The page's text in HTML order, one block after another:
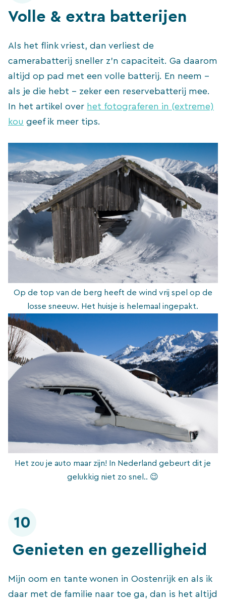
Volle & extra batterijen
Als het flink vriest, dan verliest de
camerabatterij sneller z’n capaciteit. Ga daarom
altijd op pad met een volle batterij. En neem –
als je die hebt – zeker een reservebatterij mee.
In het artikel over het fotograferen in (extreme)
kou geef ik meer tips.
Op de top van de berg heeft de wind vrij spel op de
losse sneeuw. Het huisje is helemaal ingepakt.
Het zou je auto maar zijn! In Nederland gebeurt dit je
gelukkig niet zo snel.. 😉
10
Genieten en gezelligheid
Mijn oom en tante wonen in Oostenrijk en als ik
daar met de familie naar toe ga, dan is het altijd